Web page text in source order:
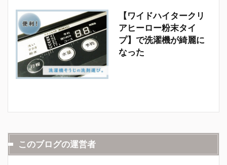
【ワイドハイタークリ
アヒーロー粉末タイ
プ】で洗濯機が綺麗に
なった
このブログの運営者